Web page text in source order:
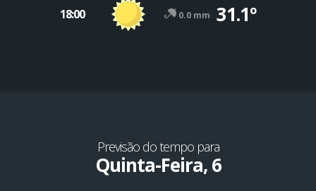
18:00 0.0 mm 31.1º
Previsão do tempo para
Quinta-Feira, 6